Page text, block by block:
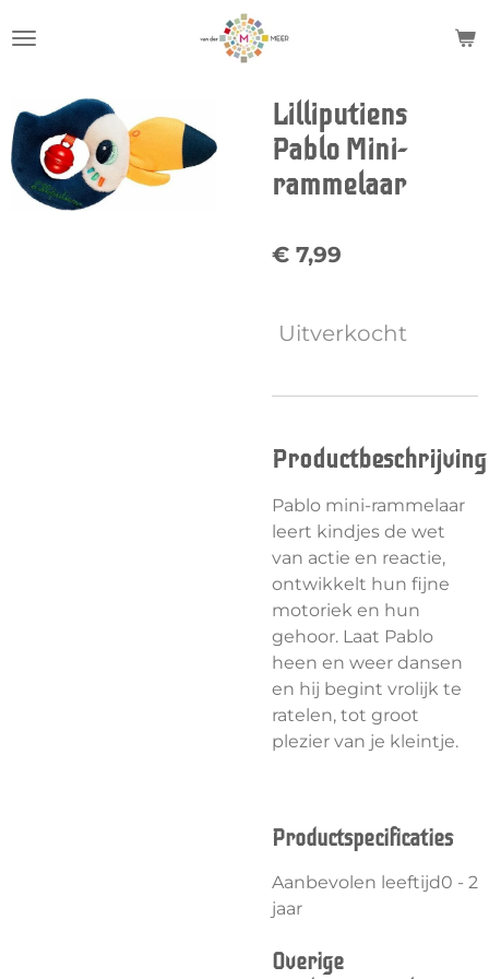
direct
hoofdinhoud
Lilliputiens
Pablo Mini-
rammelaar
€ 7,99
Uitverkocht
Productbeschrijving
Pablo mini-rammelaar
leert kindjes de wet
van actie en reactie,
ontwikkelt hun fijne
motoriek en hun
gehoor. Laat Pablo
heen en weer dansen
en hij begint vrolijk te
ratelen, tot groot
plezier van je kleintje.
Productspecificaties
Aanbevolen leeftijd0 - 2
jaar
Overige